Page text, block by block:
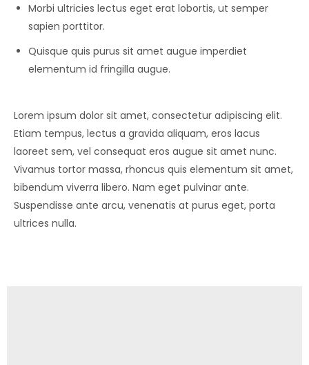
Morbi ultricies lectus eget erat lobortis, ut semper
sapien porttitor.
Quisque quis purus sit amet augue imperdiet
elementum id fringilla augue.
Lorem ipsum dolor sit amet, consectetur adipiscing elit.
Etiam tempus, lectus a gravida aliquam, eros lacus
laoreet sem, vel consequat eros augue sit amet nunc.
Vivamus tortor massa, rhoncus quis elementum sit amet,
bibendum viverra libero. Nam eget pulvinar ante.
Suspendisse ante arcu, venenatis at purus eget, porta
ultrices nulla.